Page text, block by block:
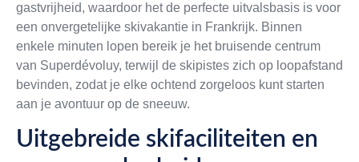
gastvrijheid, waardoor het de perfecte uitvalsbasis is voor
een onvergetelijke skivakantie in Frankrijk. Binnen
enkele minuten lopen bereik je het bruisende centrum
van Superdévoluy, terwijl de skipistes zich op loopafstand
bevinden, zodat je elke ochtend zorgeloos kunt starten
aan je avontuur op de sneeuw.
Uitgebreide skifaciliteiten en